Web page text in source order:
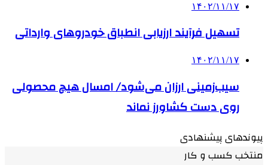
۱۴۰۲/۱۱/۱۷
تسهیل فرآیند ارزیابی انطباق خودروهای وارداتی
۱۴۰۲/۱۱/۱۷
سیب‌زمینی ارزان می‌شود/ امسال هیچ محصولی
روی دست کشاورز نماند
پیوندهای پیشنهادی
منتخب کسب و کار